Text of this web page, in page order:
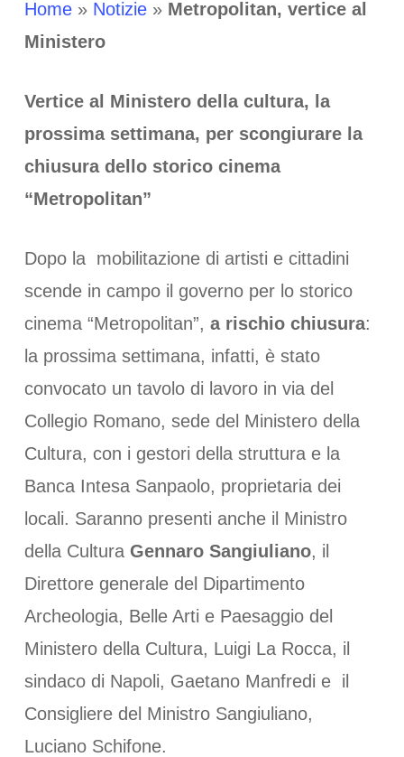
Home» Notizie» Metropolitan, vertice al
Ministero
Vertice al Ministero della cultura, la
prossima settimana, per scongiurare la
chiusura dello storico cinema
“Metropolitan”
Dopo la mobilitazione di artisti e cittadini
scende in campo il governo per lo storico
cinema “Metropolitan”, a rischio chiusura:
la prossima settimana, infatti, è stato
convocato un tavolo di lavoro in via del
Collegio Romano, sede del Ministero della
Cultura, con i gestori della struttura e la
Banca Intesa Sanpaolo, proprietaria dei
locali. Saranno presenti anche il Ministro
della Cultura Gennaro Sangiuliano, il
Direttore generale del Dipartimento
Archeologia, Belle Arti e Paesaggio del
Ministero della Cultura, Luigi La Rocca, il
sindaco di Napoli, Gaetano Manfredi e il
Consigliere del Ministro Sangiuliano,
Luciano Schifone.